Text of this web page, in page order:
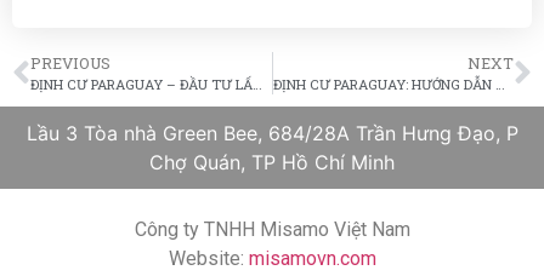
PREVIOUS
ĐỊNH CƯ PARAGUAY – ĐẦU TƯ LẤY THẺ THƯỜNG TRÚ VĨNH VIỄN
NEXT
ĐỊNH CƯ PARAGUAY: HƯỚNG DẪN XIN THẺ THƯỜNG TRÚ VĨNH VIỄN CHO TRẺ VỊ THÀNH NIÊN
Lầu 3 Tòa nhà Green Bee, 684/28A Trần Hưng Đạo, P
Chợ Quán, TP Hồ Chí Minh
Công ty TNHH Misamo Việt Nam
Website: misamovn.com